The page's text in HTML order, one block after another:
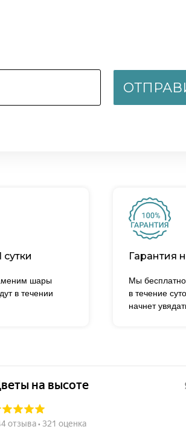
шары
в течении
сутки
Мы
в течение
начнет
Гарантия